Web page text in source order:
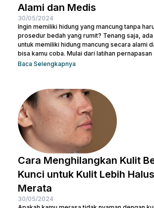
Alami dan Medis
30/05/2024
Ingin memiliki hidung yang mancung tanpa
prosedur bedah yang rumit? Tenang saja,
untuk memiliki hidung mancung secara alami
bisa kamu coba. Mulai dari latihan pernapasan
bisa dilakukan di rumah hingga prosedur
indah dan proporsional. Yuk, temukan cara
dengan kebutuhanmu dan raih penampilan
Baca Selengkapnya
Cara Menghilangkan Kulit
Kunci untuk Kulit Lebih
Merata
30/05/2024